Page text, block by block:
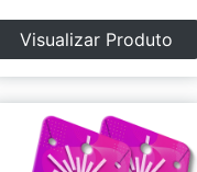
Visualizar Produto